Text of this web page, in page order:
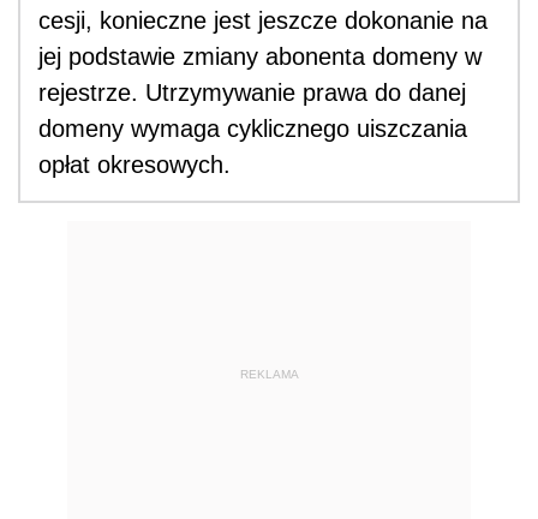
cesji, konieczne jest jeszcze dokonanie na
jej podstawie zmiany abonenta domeny w
rejestrze. Utrzymywanie prawa do danej
domeny wymaga cyklicznego uiszczania
opłat okresowych.
REKLAMA